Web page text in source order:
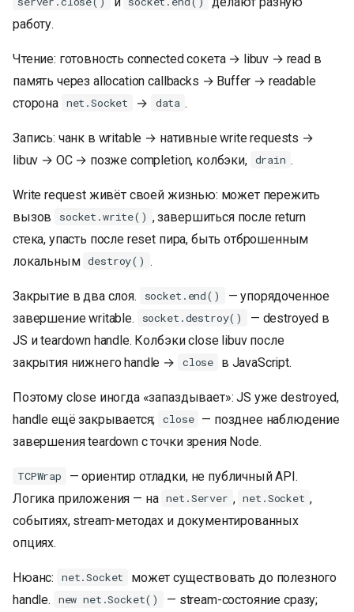
работу.
Чтение: готовность connected сокета → libuv → read в
память через allocation callbacks → Buffer → readable
сторона net.Socket → data .
Запись: чанк в writable → нативные write requests →
libuv → ОС → позже completion, колбэки, drain .
Write request живёт своей жизнью: может пережить
вызов
socket.write() , завершиться после return
стека, упасть после reset пира, быть отброшенным
локальным destroy() .
Закрытие в два слоя. socket.end()
— упорядоченное
завершение writable.
socket.destroy()
— destroyed в
JS и teardown handle. Колбэки close libuv после
закрытия нижнего handle →
close в JavaScript.
Поэтому close иногда «запаздывает»: JS уже destroyed,
handle ещё закрывается; close — позднее наблюдение
завершения teardown с точки зрения Node.
TCPWrap
— ориентир отладки, не публичный API.
Логика приложения — на net.Server , net.Socket ,
событиях, stream-методах и документированных
опциях.
Нюанс: net.Socket
может существовать до полезного
handle.
new net.Socket()
— stream-состояние сразу;